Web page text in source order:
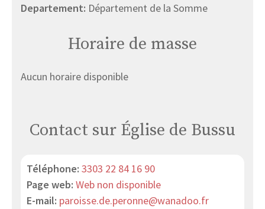
Departement: Département de la Somme
Horaire de masse
Aucun horaire disponible
Contact sur Église de Bussu
Téléphone: 3303 22 84 16 90
Page web: Web non disponible
E-mail: paroisse.de.peronne@wanadoo.fr